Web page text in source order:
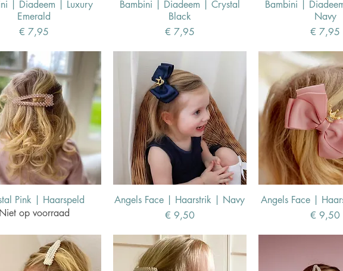
| Diadeem | Luxury
Emerald
Prijs
€ 7,95
Bambini | Diadeem | Crystal
Black
Prijs
€ 7,95
Bambini |
Navy
Prijs
€ 7,95
Pink | Haarspeld
Niet op voorraad
Angels Face | Haarstrik | Navy
Prijs
€ 9,50
Angels Face |
Prijs
€ 9,50